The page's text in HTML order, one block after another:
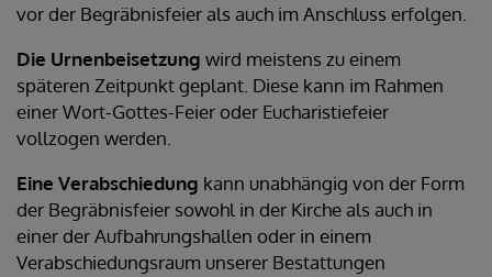
vor der Begräbnisfeier als auch im Anschluss erfolgen.
Die Urnenbeisetzung wird meistens zu einem
späteren Zeitpunkt geplant. Diese kann im Rahmen
einer Wort-Gottes-Feier oder Eucharistiefeier
vollzogen werden.
Eine Verabschiedung kann unabhängig von der Form
der Begräbnisfeier sowohl in der Kirche als auch in
einer der Aufbahrungshallen oder in einem
Verabschiedungsraum unserer Bestattungen